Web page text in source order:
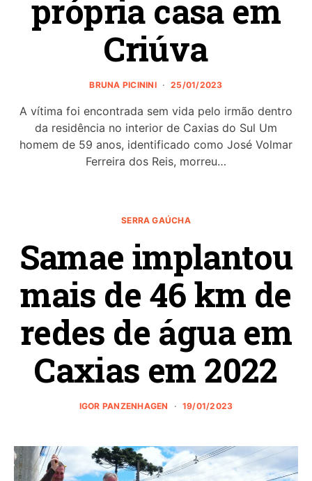
própria casa em
Criúva
BRUNA PICININI 25/01/2023
A vítima foi encontrada sem vida pelo irmão dentro
da residência no interior de Caxias do Sul Um
homem de 59 anos, identificado como José Volmar
Ferreira dos Reis, morreu…
SERRA GAÚCHA
Samae implantou
mais de 46 km de
redes de água em
Caxias em 2022
IGOR PANZENHAGEN 19/01/2023